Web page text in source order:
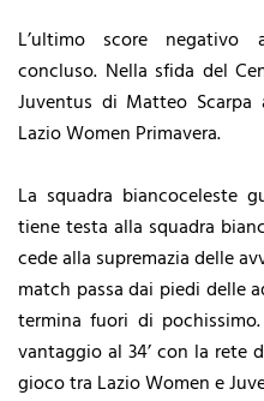
L’ultimo score negativo
concluso. Nella sfida del
Juventus di Matteo Scarpa
Lazio Women Primavera.
La squadra biancoceleste
tiene testa alla squadra
cede alla supremazia delle
match passa dai piedi delle
termina fuori di
vantaggio al 34’ con la rete
gioco tra Lazio Women e